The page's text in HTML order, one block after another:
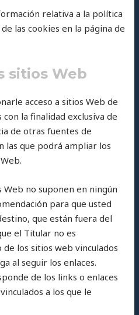
relativa a la política
las cookies en la página de
sitios Web
acceso a sitios Web de
la finalidad exclusiva de
de otras fuentes de
que podrá ampliar los
Web no suponen en ningún
para que usted
que están fuera del
el Titular no es
los sitios web vinculados
al seguir los enlaces.
de los links o enlaces
a los que le